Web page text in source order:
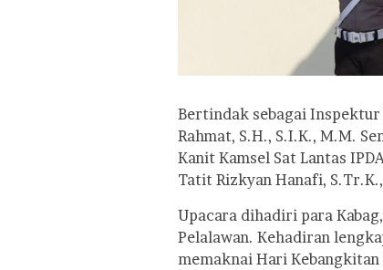
Bertindak sebagai Inspektur
Rahmat, S.H., S.I.K., M.M.
Kanit Kamsel Sat Lantas
Tatit Rizkyan Hanafi,
Upacara dihadiri para
Pelalawan. Kehadiran
memaknai Hari